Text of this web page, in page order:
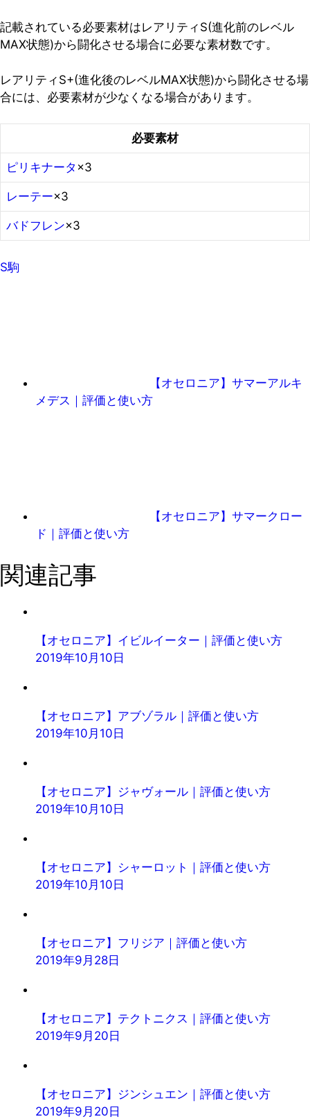
記載されている必要素材はレアリティS(進化前のレベル
MAX状態)から闘化させる場合に必要な素材数です。
レアリティS+(進化後のレベルMAX状態)から闘化させる場
合には、必要素材が少なくなる場合があります。
必要素材
ピリキナータ ×3
レーテー×3
バドフレン×3
S駒
【オセロニア】サマーアルキ
メデス｜評価と使い方
【オセロニア】サマークロー
ド｜評価と使い方
関連記事
【オセロニア】イビルイーター｜評価と使い方
2019年10月10日
【オセロニア】アブゾラル｜評価と使い方
2019年10月10日
【オセロニア】ジャヴォール｜評価と使い方
2019年10月10日
【オセロニア】シャーロット｜評価と使い方
2019年10月10日
【オセロニア】フリジア｜評価と使い方
2019年9月28日
【オセロニア】テクトニクス｜評価と使い方
2019年9月20日
【オセロニア】ジンシュエン｜評価と使い方
2019年9月20日